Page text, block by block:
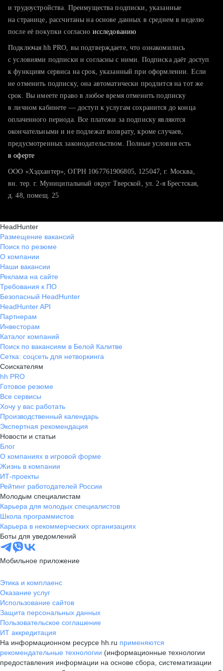
тратите много времени на поиск и вручную поднимаете
хотите сравнить себя с конкурентами и оценить шансы
и трудоустройства. Преимущества подписки, указанные
на странице, рассчитаны на основе данных в среднем в неделю
после её покупки согласно исследованию
Подключая hh PRO, вы подтверждаете, что ознакомились
с условиями подписки и согласны с ними. Подписка даёт доступ
к функциям сервиса на срок, указанный при оформлении. Если
не отменить подписку, она автоматически продлится на тот же
срок. Вы имеете право в любое время отменить подписку
в личном кабинете — доступ к услугам сохранится до конца
оплаченного периода. Все платежи за подписку являются
окончательными и не подлежат возврату, кроме случаев,
предусмотренных законодательством. Полные условия есть
в оферте
ООО «Хэдхантер», ОГРН 1067761906805, 125047, г. Москва,
вн. тер. г. Муниципальный округ Тверской, ул. 2-я Брестская,
д. 48, помещ. 25
HeadHunter
Размещение вакансий
Поиск по резюме
О компании
Наши вакансии
Реклама на сайте
Требования к ПО
Безопасный HeadHunter
HeadHunter API
Партнерам
Инвесторам
Каталог компаний
Поиск по вакансиям в Белой Калитве
Сетка: соцсеть для нетворкинга
Соискателям
hh PRO
Готовое резюме
Все сервисы
Хочу у вас работать
Производственный календарь
Экспертная рекомендация
Новости и статьи
Блог
О компаниях в игровой форме
Жизнь в компании
ИТ-проекты
Рейтинг работодателей России
Молодым специалистам
Карьера для молодых специалистов
Школа программистов
Карьера в некоммерческих организациях
Боты для уведомлений
Мобильное приложение
Этика и комплаенс
Оказание услуг
Использование сайтов
Защита персональных данных
Пользовательское соглашение
ИТ аккредитация
На информационном ресурсе hh.ru применяются
рекомендательные технологии (информационные технологии
предоставления информации на основе сбора, систематизации